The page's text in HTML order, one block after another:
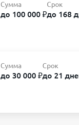
Сумма
до 100 000 ₽
Срок
до 168
Сумма
до 30 000 ₽
Срок
до 21